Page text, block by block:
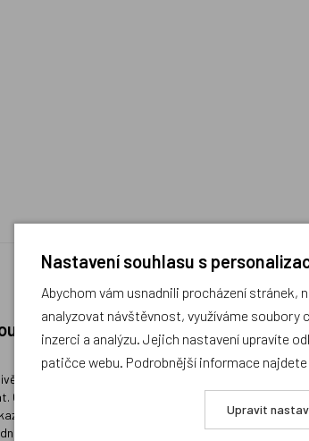
a rádi
Osobní
Prodejna s
výběrem školních
batohů v Praze a
odborným
poradenstvím
Na naší prodejně v Libni
Nastavení souhlasu s
Abychom vám usnadnili procházení stránek,
analyzovat návštěvnost, využíváme
inzerci a analýzu. Jejich nastavení upravíte
patičce webu. Podrobnější informace najdete
Upravit